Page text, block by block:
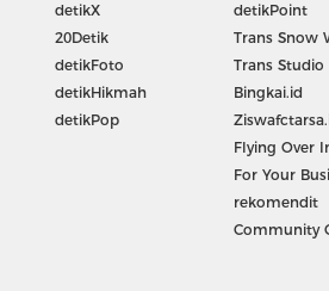
detikX
20Detik
detikFoto
detikHikmah
detikPop
detikPoint
Trans Snow
Trans Studio
Bingkai.id
Flying Over
For Your
rekomendit
Community